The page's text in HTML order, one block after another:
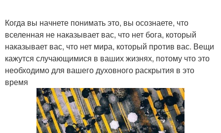
Когда вы начнете понимать это, вы осознаете, что
вселенная не наказывает вас, что нет бога, который
наказывает вас, что нет мира, который против вас. Вещи
кажутся случающимися в ваших жизнях, потому что это
необходимо для вашего духовного раскрытия в это
время